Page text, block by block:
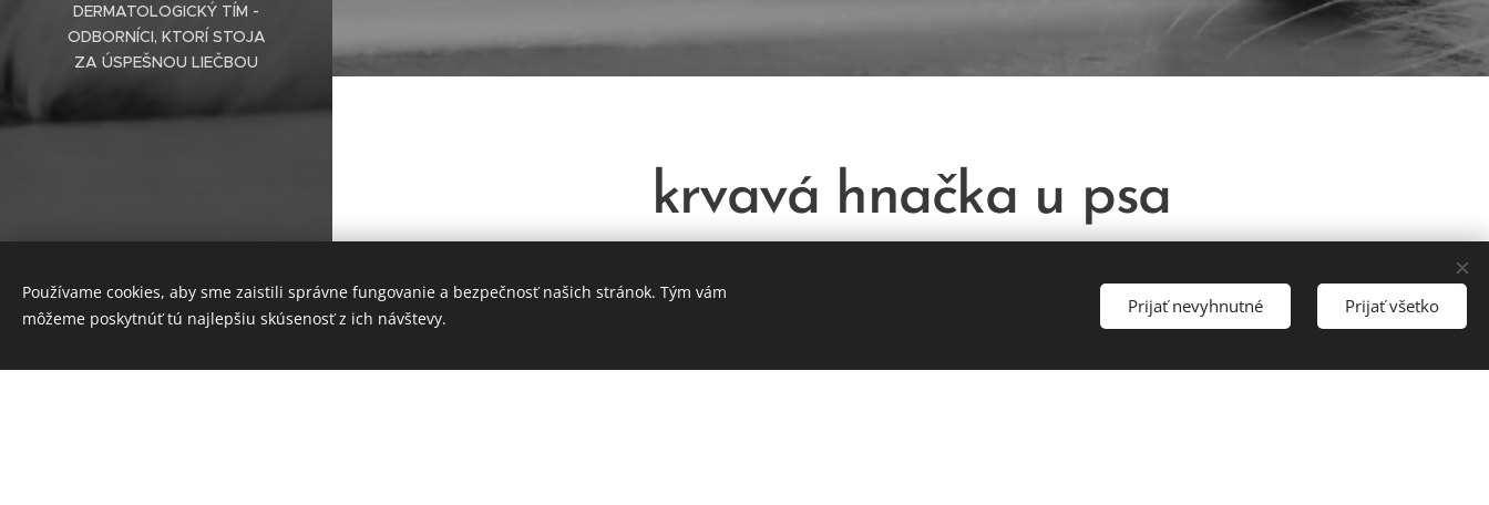
DERMATOLOGICKÝ TÍM -
ODBORNÍCI, KTORÍ STOJA
ZA ÚSPEŠNOU LIEČBOU
krvavá hnačka u psa
otravu, zápal čriev, parazity, cudzie teleso alebo nádor. Môže sa prejaviť riedkou stolicou s prímesou
čerstvej alebo natrávenej krvi, často sprevádzanou vracaním, únavou a nechutenstvom. Diagnostika
zahŕňa vyšetrenie trusu, krvné testy, ultrazvuk alebo endoskopiu. Liečba sa odvíja od príčiny –
ZVERLAND Piešťany spol. s r.o.
všetky práva vyhradené
Používame cookies, aby sme zaistili správne fungovanie a bezpečnosť našich stránok. Tým vám
môžeme poskytnúť tú najlepšiu skúsenosť z ich návštevy.
Prijať nevyhnutné Prijať všetko